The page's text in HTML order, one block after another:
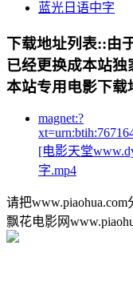
蓝光日语中字
下载地址列表::由
已经更换成本站
本站专用电影下载
magnet:?
[电影天堂
字.mp4
请把
飘花电影网